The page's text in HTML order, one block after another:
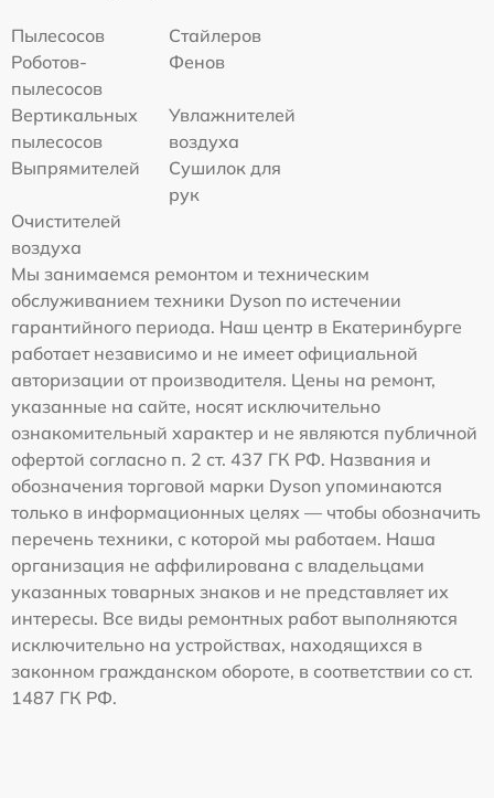
Пылесосов
Стайлеров
Роботов-
пылесосов
Фенов
Вертикальных
пылесосов
Увлажнителей
воздуха
Выпрямителей
Сушилок для
рук
Очистителей
воздуха
Мы занимаемся ремонтом и техническим
обслуживанием техники Dyson по истечении
гарантийного периода. Наш центр в Екатеринбурге
работает независимо и не имеет официальной
авторизации от производителя. Цены на ремонт,
указанные на сайте, носят исключительно
ознакомительный характер и не являются публичной
офертой согласно п. 2 ст. 437 ГК РФ. Названия и
обозначения торговой марки Dyson упоминаются
только в информационных целях — чтобы обозначить
перечень техники, с которой мы работаем. Наша
организация не аффилирована с владельцами
указанных товарных знаков и не представляет их
интересы. Все виды ремонтных работ выполняются
исключительно на устройствах, находящихся в
законном гражданском обороте, в соответствии со ст.
1487 ГК РФ.